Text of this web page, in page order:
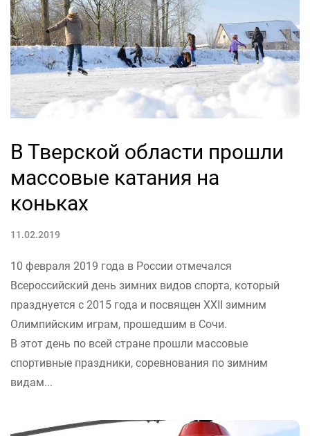
В Тверской области прошли
массовые катания на
коньках
11.02.2019
10 февраля 2019 года в России отмечался
Всероссийский день зимних видов спорта, который
празднуется с 2015 года и посвящен XXII зимним
Олимпийским играм, прошедшим в Сочи.
В этот день по всей стране прошли массовые
спортивные праздники, соревнования по зимним
видам...